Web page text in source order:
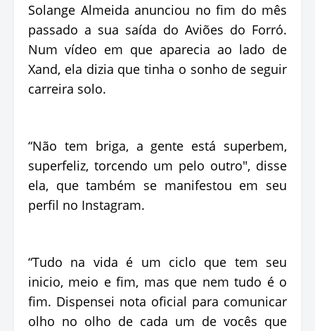
Solange Almeida anunciou no fim do mês
passado a sua saída do Aviões do Forró.
Num vídeo em que aparecia ao lado de
Xand, ela dizia que tinha o sonho de seguir
carreira solo.
“Não tem briga, a gente está superbem,
superfeliz, torcendo um pelo outro", disse
ela, que também se manifestou em seu
perfil no Instagram.
“Tudo na vida é um ciclo que tem seu
inicio, meio e fim, mas que nem tudo é o
fim. Dispensei nota oficial para comunicar
olho no olho de cada um de vocês que